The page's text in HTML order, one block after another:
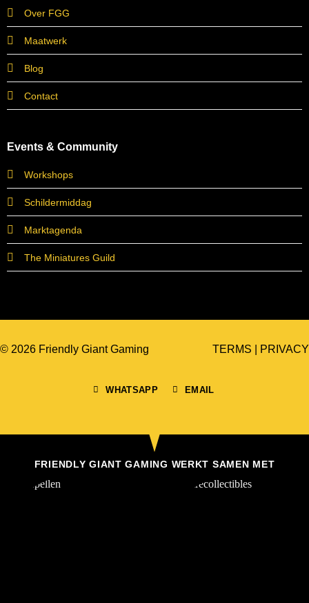
Over FGG
Maatwerk
Blog
Contact
Events & Community
Workshops
Schildermiddag
Marktagenda
The Miniatures Guild
© 2026 Friendly Giant Gaming
WHATSAPP EMAIL
TERMS PRIVACY
FRIENDLY GIANT GAMING WERKT SAMEN MET